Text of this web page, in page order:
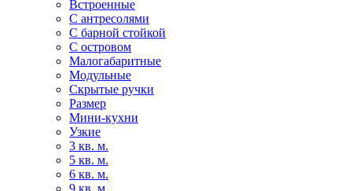
Встроенные
С антресолями
С барной стойкой
С островом
Малогабаритные
Модульные
Скрытые ручки
Размер
Мини-кухни
Узкие
3 кв. м.
5 кв. м.
6 кв. м.
9 кв. м.